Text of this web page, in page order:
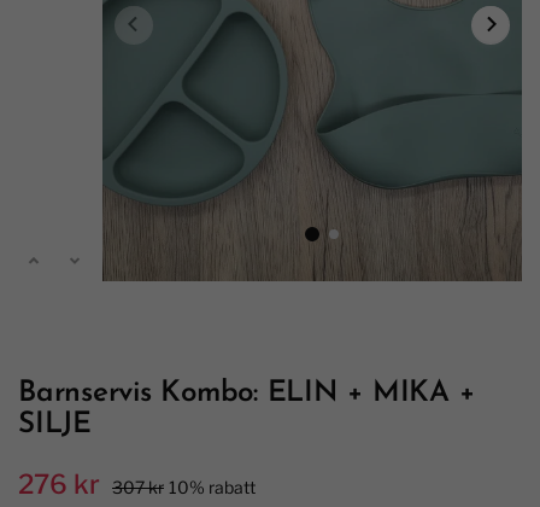
Barnservis Kombo: ELIN + MIKA +
SILJE
276 kr 307 kr 10% rabatt